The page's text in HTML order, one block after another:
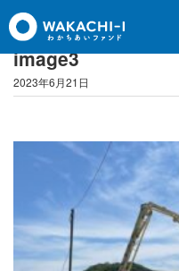
image3
2023年6月21日